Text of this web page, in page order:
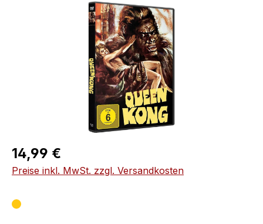
Bildergalerie überspringen
Regulärer Preis:
14,99 €
Preise inkl. MwSt. zzgl. Versandkosten